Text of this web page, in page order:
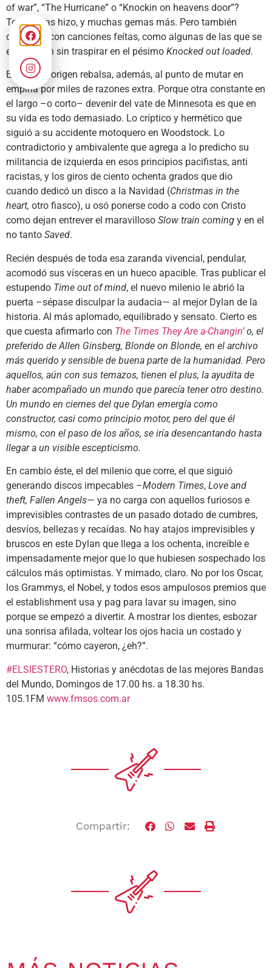
of war”, “The Hurricane” o “Knockin on heavens door”?
Todas esas hizo, y muchas gemas más. Pero también
contrastó con canciones feítas, como algunas de las que se
encuentran sin traspirar en el pésimo Knocked out loaded.
El mito de origen rebalsa, además, al punto de mutar en
empiria por miles de razones extra. Porque otra constante en
el largo –o corto– devenir del vate de Minnesota es que en
su vida es todo demasiado. Lo críptico y hermético que
siguió a su accidente motoquero en Woodstock. Lo
contradictorio y ambivalente que agrega a lo predicho su
militancia de izquierda en esos principios pacifistas, anti
racistas, y los giros de ciento ochenta grados que dio
cuando dedicó un disco a la Navidad (Christmas in the
heart, otro fiasco), u osó ponerse codo a codo con Cristo
como dejan entrever el maravilloso Slow train coming y en el
no tanto Saved.
Recién después de toda esa zaranda vivencial, pendular,
acomodó sus vísceras en un hueco apacible. Tras publicar el
estupendo Time out of mind, el nuevo milenio le abrió la
puerta –sépase disculpar la audacia— al mejor Dylan de la
historia. Al más aplomado, equilibrado y sensato. Cierto es
que cuesta afirmarlo con The Times They Are a-Changin’ o, el
preferido de Allen Ginsberg, Blonde on Blonde, en el archivo
más querido y sensible de buena parte de la humanidad. Pero
aquellos, aún con sus temazos, tienen el plus, la ayudita de
haber acompañado un mundo que parecía tener otro destino.
Un mundo en ciernes del que Dylan emergía como
constructor, casi como principio motor, pero del que él
mismo, con el paso de los años, se iría desencantando hasta
llegar a un visible escepticismo.
En cambio éste, el del milenio que corre, el que siguió
generando discos impecables –Modern Times, Love and
theft, Fallen Angels— ya no carga con aquellos furiosos e
imprevisibles contrastes de un pasado dotado de cumbres,
desvíos, bellezas y recaídas. No hay atajos imprevisibles y
bruscos en este Dylan que llega a los ochenta, increíble e
impensadamente mejor que lo que hubiesen sospechado los
cálculos más optimistas. Y mimado, claro. No por los Oscar,
los Grammys, el Nobel, y todos esos ampulosos premios que
el establishment usa y pag para lavar su imagen, sino
porque se empezó a divertir. A mostrar los dientes, esbozar
una sonrisa afilada, voltear los ojos hacia un costado y
murmurar: “cómo cayeron, ¿eh?”.
#ELSIESTERO, Historias y anécdotas de las mejores Bandas
del Mundo, Domingos de 17.00 hs. a 18.30 hs.
105.1FM www.fmsos.com.ar
Compartir: